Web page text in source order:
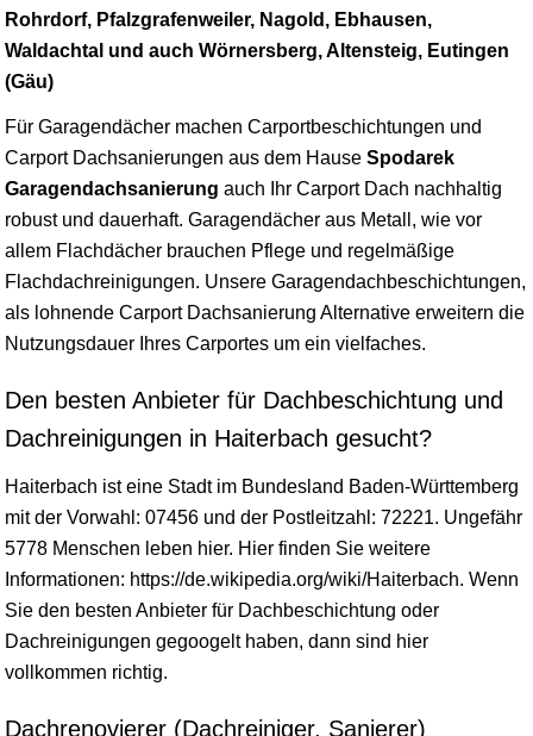
Rohrdorf, Pfalzgrafenweiler, Nagold, Ebhausen,
Waldachtal und auch Wörnersberg, Altensteig, Eutingen
(Gäu)
Für Garagendächer machen Carportbeschichtungen und
Carport Dachsanierungen aus dem Hause Spodarek
Garagendachsanierung auch Ihr Carport Dach nachhaltig
robust und dauerhaft. Garagendächer aus Metall, wie vor
allem Flachdächer brauchen Pflege und regelmäßige
Flachdachreinigungen. Unsere Garagendachbeschichtungen,
als lohnende Carport Dachsanierung Alternative erweitern die
Nutzungsdauer Ihres Carportes um ein vielfaches.
Den besten Anbieter für Dachbeschichtung und
Dachreinigungen in Haiterbach gesucht?
Haiterbach ist eine Stadt im Bundesland Baden-Württemberg
mit der Vorwahl: 07456 und der Postleitzahl: 72221. Ungefähr
5778 Menschen leben hier. Hier finden Sie weitere
Informationen: https://de.wikipedia.org/wiki/Haiterbach. Wenn
Sie den besten Anbieter für Dachbeschichtung oder
Dachreinigungen gegoogelt haben, dann sind hier
vollkommen richtig.
Dachrenovierer (Dachreiniger, Sanierer)